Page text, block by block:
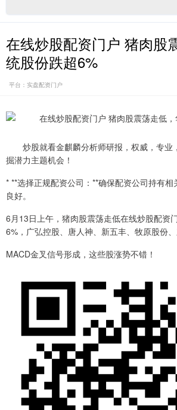
在线炒股配资门户 猪肉股
统股份跌超6%
平台：实盘配资门户
炒股就看金麒麟分析师研报，权威，专业
掘潜力主题机会！
* **选择正规配资公司：**确保配资公司持有相
良好。
6月13日上午，猪肉股震荡走低在线炒股配资
6%，广弘控股、唐人神、新五丰、牧原股份、
MACD金叉信号形成，这些股涨势不错！